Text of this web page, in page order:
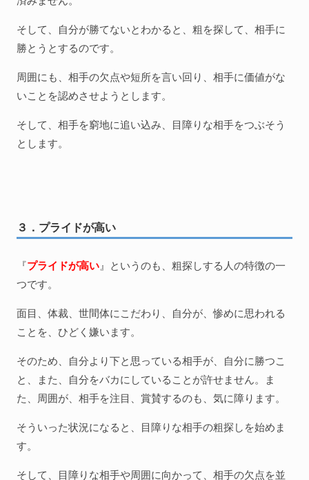
そして、自分が勝てないとわかると、粗を探して、相手に
勝とうとするのです。
周囲にも、相手の欠点や短所を言い回り、相手に価値がな
いことを認めさせようとします。
そして、相手を窮地に追い込み、目障りな相手をつぶそう
とします。
３．プライドが高い
『プライドが高い』というのも、粗探しする人の特徴の一
つです。
面目、体裁、世間体にこだわり、自分が、惨めに思われる
ことを、ひどく嫌います。
そのため、自分より下と思っている相手が、自分に勝つこ
と、また、自分をバカにしていることが許せません。ま
た、周囲が、相手を注目、賞賛するのも、気に障ります。
そういった状況になると、目障りな相手の粗探しを始めま
す。
そして、目障りな相手や周囲に向かって、相手の欠点を並